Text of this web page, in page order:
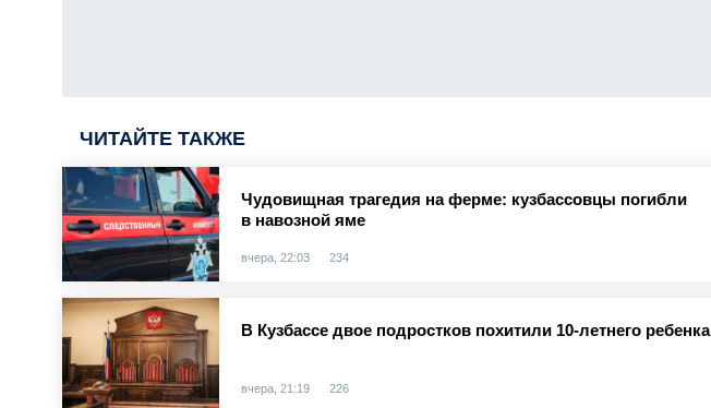
ЧИТАЙТЕ ТАКЖЕ
Чудовищная трагедия на ферме: кузбассовцы погибли
в навозной яме
вчера, 22:03 234
В Кузбассе двое подростков похитили 10-летнего ребенка
вчера, 21:19 226